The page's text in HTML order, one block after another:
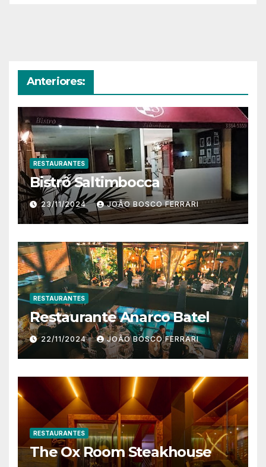
Anteriores:
RESTAURANTES
Bistrô Saltimbocca
23/11/2024 JOÃO BOSCO FERRARI
RESTAURANTES
Restaurante Anarco Batel
22/11/2024 JOÃO BOSCO FERRARI
RESTAURANTES
The Ox Room Steakhouse